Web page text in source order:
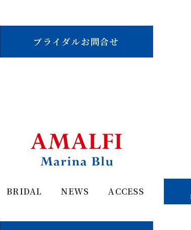
ブライダルお問合せ
BRIDAL NEWS ACCESS